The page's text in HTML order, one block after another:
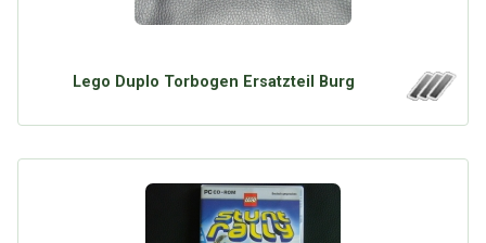
Lego Duplo Torbogen Ersatzteil Burg